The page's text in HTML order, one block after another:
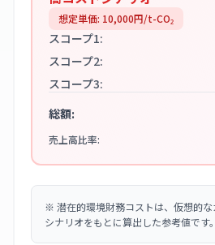
想定単価: 10,000円/t-CO₂
スコープ1:
スコープ2:
スコープ3:
総額:
売上高比率:
※ 潜在的環境財務コストは、仮想的
シナリオをもとに算出した参考値です。